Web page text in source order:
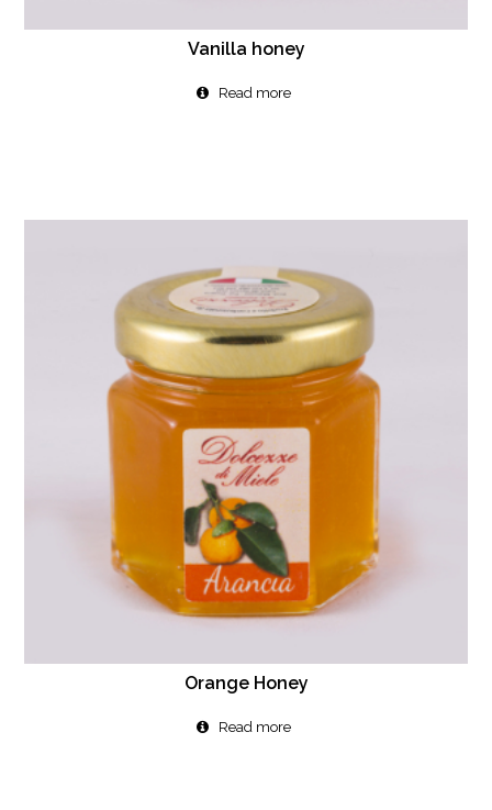
Vanilla honey
Read more
Orange Honey
Read more